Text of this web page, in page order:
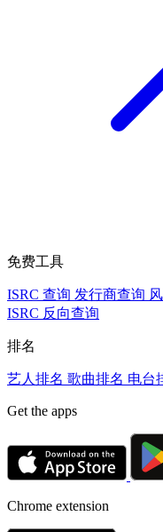
免费工具
ISRC 查询 发行商查询
ISRC 反向查询
排名
艺人排名 歌曲排名 电台
Get the apps
Chrome extension